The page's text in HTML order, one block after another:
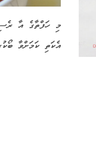
މި ހަފްތާގެ އާ
އެކަތި ކަމަށްވާ